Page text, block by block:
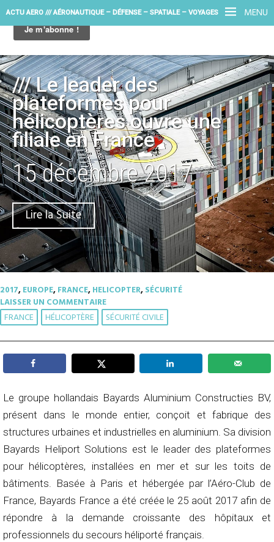
MENU
ACTU AERO /// AÉRONAUTIQUE – DÉFENSE – SPATIALE – VOYAGES
/// Le leader des
plateformes pour
hélicoptères ouvre une
filiale en France
15 décembre 2017
Lire la Suite
2017,EUROPE,FRANCE,HELICOPTER,SÉCURITÉ
LAISSER UN COMMENTAIRE
FRANCE HÉLICOPTÈRE SÉCURITÉ CIVILE
Le groupe hollandais Bayards Aluminium Constructies BV,
présent dans le monde entier, conçoit et fabrique des
structures urbaines et industrielles en aluminium. Sa division
Bayards Heliport Solutions est le leader des plateformes
pour hélicoptères, installées en mer et sur les toits de
bâtiments. Basée à Paris et hébergée par l’Aéro-Club de
France, Bayards France a été créée le 25 août 2017 afin de
répondre à la demande croissante des hôpitaux et
professionnels du secours héliporté français.